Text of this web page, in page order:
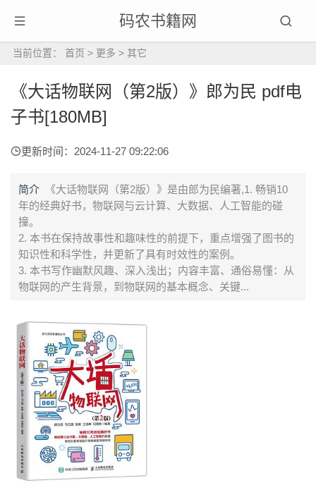
码农书籍网
当前位置： 首页 > 更多 > 其它
《大话物联网（第2版）》郎为民 pdf电
子书[180MB]
更新时间：2024-11-27 09:22:06
简介
《大话物联网（第2版）》是由郎为民编著,1. 畅销10
年的经典好书，物联网与云计算、大数据、人工智能的碰
撞。
2. 本书在保持故事性和趣味性的前提下，重点增强了图书的
知识性和科学性，并更新了具有时效性的案例。
3. 本书写作幽默风趣、深入浅出；内容丰富、通俗易懂：从
物联网的产生背景，到物联网的基本概念、关键...